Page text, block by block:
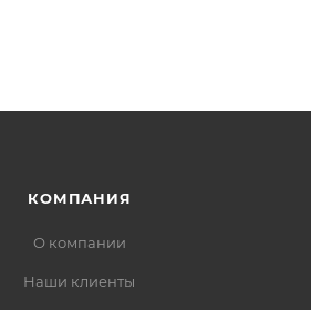
КОМПАНИЯ
О компании
Наши клиенты